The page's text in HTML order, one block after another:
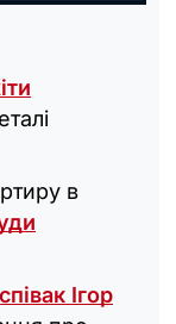
в
співак Ігор